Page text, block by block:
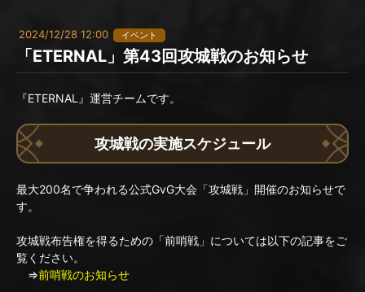
2024/12/28 12:00 イベント
「ETERNAL」第43回攻城戦のお知らせ
『ETERNAL』運営チームです。
攻城戦の実施スケジュール
最大200名で争われる公式GvG大会「攻城戦」開催のお知らせで
す。
攻城戦布告権を得るための「前哨戦」については以下の記事をご
覧ください。
⇒前哨戦のお知らせ